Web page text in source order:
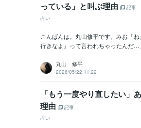
っている」と叫ぶ理由
記事
占い
こんばんは。丸山修平です。みお
行きなよ』って言われちゃったんだ
丸山 修平
2026/05/22 11:22
「もう一度やり直したい」
理由
記事
占い